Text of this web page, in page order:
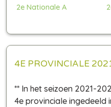
2e Nationale A
4E PROVINCIALE
** In het seizoen 2021-
4e provinciale ingedeeld